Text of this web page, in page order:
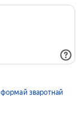
формай зваротнай